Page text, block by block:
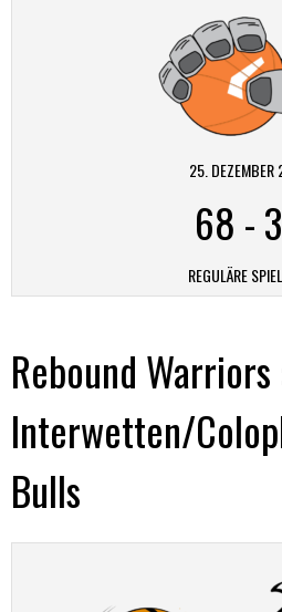
25. DEZEMBER
68 -
REGULÄRE
Rebound Warriors
Interwetten/
Bulls